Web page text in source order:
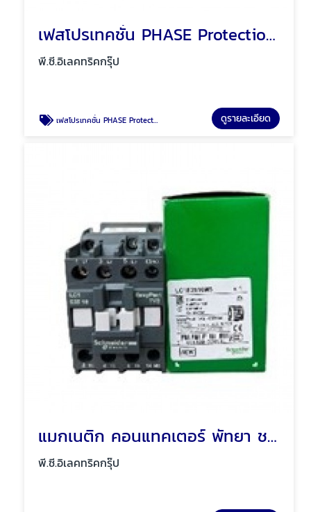
เฟสโปรเทคชั่น PHASE Protection พัทยา ชลบุรี
พี.ซี.อิเลคทริคกรุ๊ป
เฟสโปรเทคชั่น PHASE Protection พัทยา ชลบุรี ดูรายละเอียด
แมกเนติก คอนแทคเตอร์ พัทยา ชลบุรี
พี.ซี.อิเลคทริคกรุ๊ป